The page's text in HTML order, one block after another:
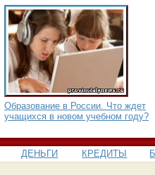
Образование в России. Что ждет
учащихся в новом учебном году?
ДЕНЬГИ КРЕДИТЫ